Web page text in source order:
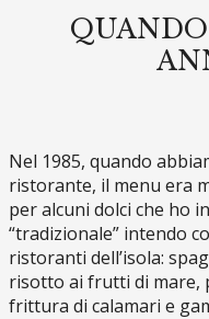
Nel 1985, quando
ristorante, il menu era
per alcuni dolci che ho
“tradizionale” intendo
ristoranti dell’isola:
risotto ai frutti di mare,
frittura di calamari e